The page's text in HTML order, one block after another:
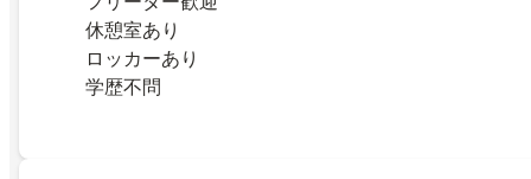
休憩室あり
ロッカーあり
学歴不問